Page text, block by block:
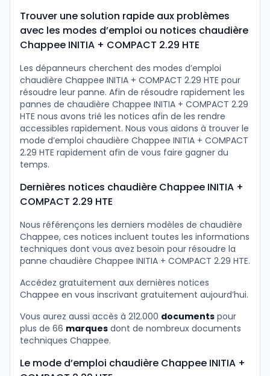
Trouver une solution rapide aux problèmes
avec les modes d’emploi ou notices chaudière
Chappee INITIA + COMPACT 2.29 HTE
Les dépanneurs cherchent des modes d’emploi
chaudière Chappee INITIA + COMPACT 2.29 HTE pour
résoudre leur panne. Afin de résoudre rapidement les
pannes de chaudière Chappee INITIA + COMPACT 2.29
HTE nous avons trié les notices afin de les rendre
accessibles rapidement. Nous vous aidons à trouver le
mode d’emploi chaudière Chappee INITIA + COMPACT
2.29 HTE rapidement afin de vous faire gagner du
temps.
Dernières notices chaudière Chappee INITIA +
COMPACT 2.29 HTE
Nous référençons les derniers modèles de chaudière
Chappee, ces notices incluent toutes les informations
techniques dont vous avez besoin pour résoudre la
panne chaudière Chappee INITIA + COMPACT 2.29 HTE.
Accédez gratuitement aux dernières notices
Chappee en vous inscrivant gratuitement aujourd’hui.
Vous aurez aussi accès à 212.000 documents pour
plus de 66 marques dont de nombreux documents
techniques Chappee.
Le mode d’emploi chaudière Chappee INITIA +